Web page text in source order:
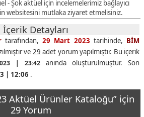
- Şok aktüel için incelemelerimiz bağlayıcı
websitesini mutlaka ziyaret etmelisiniz.
İçerik Detayları
tarafından,29 Mart 2023 tarihinde, BİM
ve 29 adet yorum yapılmıştır. Bu içerik
| 23:42anında oluşturulmuştur. Son
| 12:06 .
Aktüel Ürünler Kataloğu” için
29 Yorum